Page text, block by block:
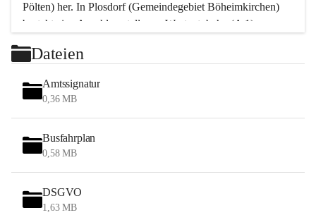
Pölten) her. In Plosdorf (Gemeindegebiet Böheimkirchen)
besteht eine Anschlussstelle zur Westautobahn (A 1).
Wien erreicht man in ca. 45 Minuten.
Stössing zählt noch zum Naherholungsraum Wien sowie
zum Naherholungsraum St. Pölten. Viele Bauernhöfe hatten
„ihre Wiener“. Seit 1960 bauten viele Wiener
Wochenendhäuser im Gemeindegebiet. Wegen des
waldreichen Jagdgebietes haben viele Jagdpächter ihre
Das Wandern ist aus touristischer Sicht die bedeutendste
Tätigkeit. Das hügelige Gebiet mit Wanderwegen durch
Dateien
Amtssignatur
0,36 MB
Busfahrplan
0,58 MB
DSGVO
1,63 MB